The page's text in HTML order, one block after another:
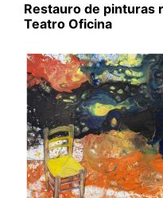
Restauro de pinturas
Teatro Oficina